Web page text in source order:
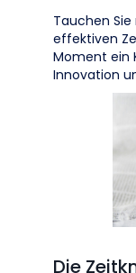
Tauchen
effektiven
Moment ein
Innovation
Die